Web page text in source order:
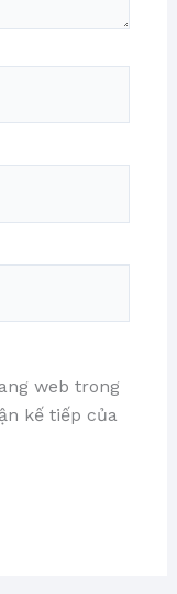
web trong
kế tiếp của